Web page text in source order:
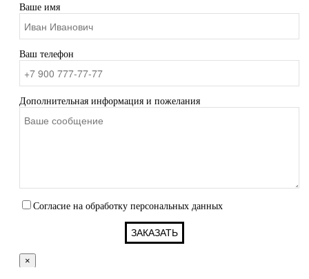
Ваше имя
Ваш телефон
Дополнительная информация и пожелания
Согласие на обработку персональных данных
×